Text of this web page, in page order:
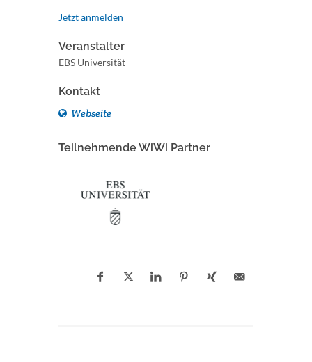
Jetzt anmelden
Veranstalter
EBS Universität
Kontakt
Webseite
Teilnehmende WiWi Partner